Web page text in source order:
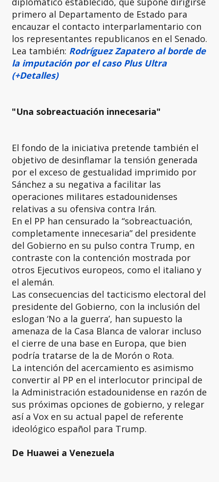
primero al Departamento de Estado para
encauzar el contacto interparlamentario con
los representantes republicanos en el Senado.
Lea también: Rodríguez Zapatero al borde de
la imputación por el caso Plus Ultra
(+Detalles)
"Una sobreactuación innecesaria"
El fondo de la iniciativa pretende también el
objetivo de desinflamar la tensión generada
por el exceso de gestualidad imprimido por
Sánchez a su negativa a facilitar las
operaciones militares estadounidenses
relativas a su ofensiva contra Irán.
En el PP han censurado la “sobreactuación,
completamente innecesaria” del presidente
del Gobierno en su pulso contra Trump, en
contraste con la contención mostrada por
otros Ejecutivos europeos, como el italiano y
el alemán.
Las consecuencias del tacticismo electoral del
presidente del Gobierno, con la inclusión del
eslogan ‘No a la guerra’, han supuesto la
amenaza de la Casa Blanca de valorar incluso
el cierre de una base en Europa, que bien
podría tratarse de la de Morón o Rota.
La intención del acercamiento es asimismo
convertir al PP en el interlocutor principal de
la Administración estadounidense en razón de
sus próximas opciones de gobierno, y relegar
así a Vox en su actual papel de referente
ideológico español para Trump.
De Huawei a Venezuela